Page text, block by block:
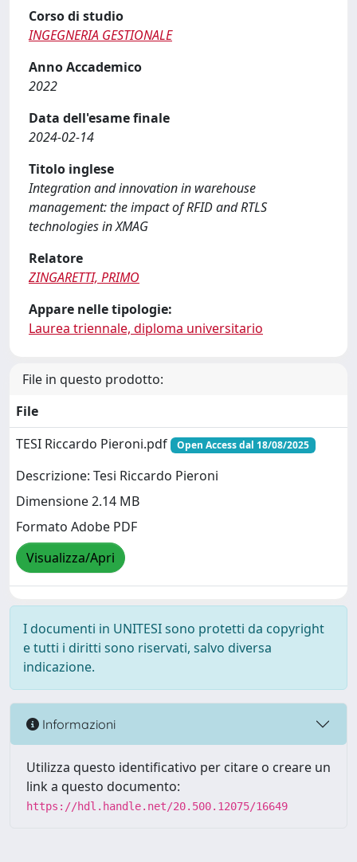
Corso di studio
INGEGNERIA GESTIONALE
Anno Accademico
2022
Data dell'esame finale
2024-02-14
Titolo inglese
Integration and innovation in warehouse
management: the impact of RFID and RTLS
technologies in XMAG
Relatore
ZINGARETTI, PRIMO
Appare nelle tipologie:
Laurea triennale, diploma universitario
File in questo prodotto:
File
TESI Riccardo Pieroni.pdf
Open Access dal 18/08/2025
Descrizione: Tesi Riccardo Pieroni
Dimensione 2.14 MB
Formato Adobe PDF
Visualizza/Apri
I documenti in UNITESI sono protetti da copyright
e tutti i diritti sono riservati, salvo diversa
indicazione.
Informazioni
Utilizza questo identificativo per citare o creare un
link a questo documento:
https://hdl.handle.net/20.500.12075/16649